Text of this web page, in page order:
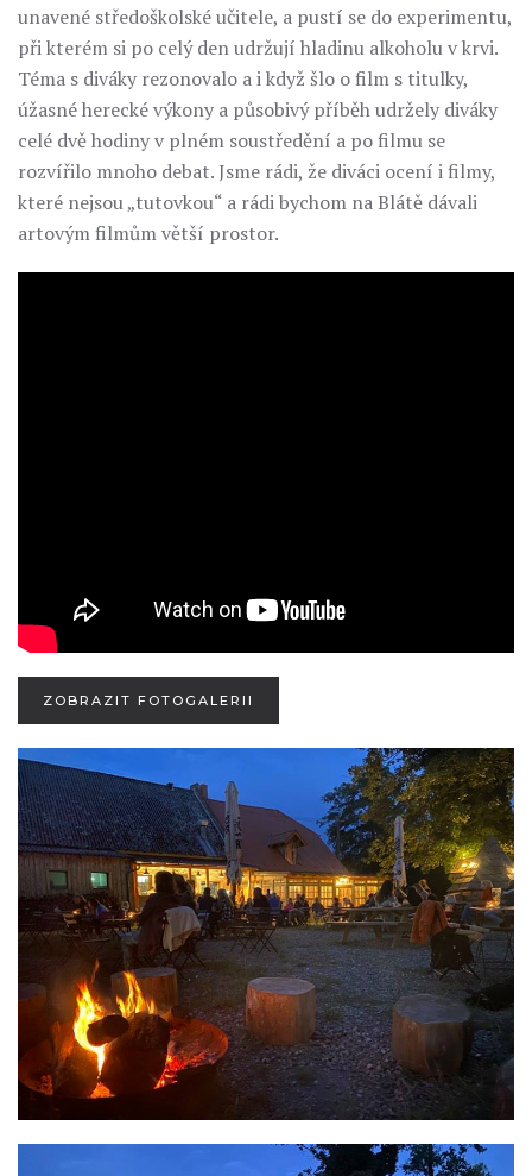
unavené středoškolské učitele, a pustí se do experimentu,
při kterém si po celý den udržují hladinu alkoholu v krvi.
Téma s diváky rezonovalo a i když šlo o film s titulky,
úžasné herecké výkony a působivý příběh udržely diváky
celé dvě hodiny v plném soustředění a po filmu se
rozvířilo mnoho debat. Jsme rádi, že diváci ocení i filmy,
které nejsou „tutovkou“ a rádi bychom na Blátě dávali
artovým filmům větší prostor.
ZOBRAZIT FOTOGALERII